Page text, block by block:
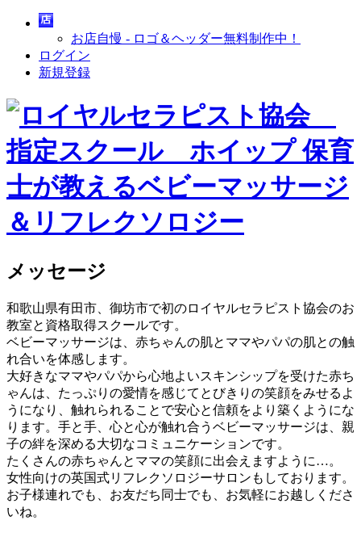
お店自慢 - ロゴ＆ヘッダー無料制作中！
ログイン
新規登録
メッセージ
和歌山県有田市、御坊市で初のロイヤルセラピスト協会のお
教室と資格取得スクールです。
ベビーマッサージは、赤ちゃんの肌とママやパパの肌との触
れ合いを体感します。
大好きなママやパパから心地よいスキンシップを受けた赤ち
ゃんは、たっぷりの愛情を感じてとびきりの笑顔をみせるよ
うになり、触れられることで安心と信頼をより築くようにな
ります。手と手、心と心が触れ合うベビーマッサージは、親
子の絆を深める大切なコミュニケーションです。
たくさんの赤ちゃんとママの笑顔に出会えますように…。
女性向けの英国式リフレクソロジーサロンもしております。
お子様連れでも、お友だち同士でも、お気軽にお越しくださ
いね。